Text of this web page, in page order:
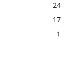
24
17
1